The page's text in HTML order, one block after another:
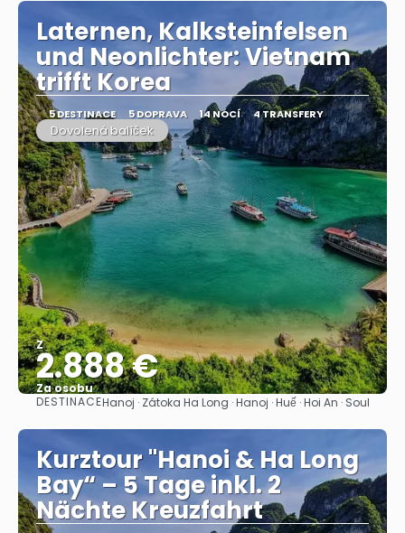
Laternen, Kalksteinfelsen
und Neonlichter: Vietnam
trifft Korea
5 DESTINACE 5 DOPRAVA 14 NOCÍ 4 TRANSFERY
Dovolená balíček
Z
2.888 €
Za osobu
Zobrazit
DESTINACEHanoj · Zátoka Ha Long · Hanoj · Huế · Hoi An · Soul
Kurztour "Hanoi & Ha Long
Bay“ – 5 Tage inkl. 2
Nächte Kreuzfahrt